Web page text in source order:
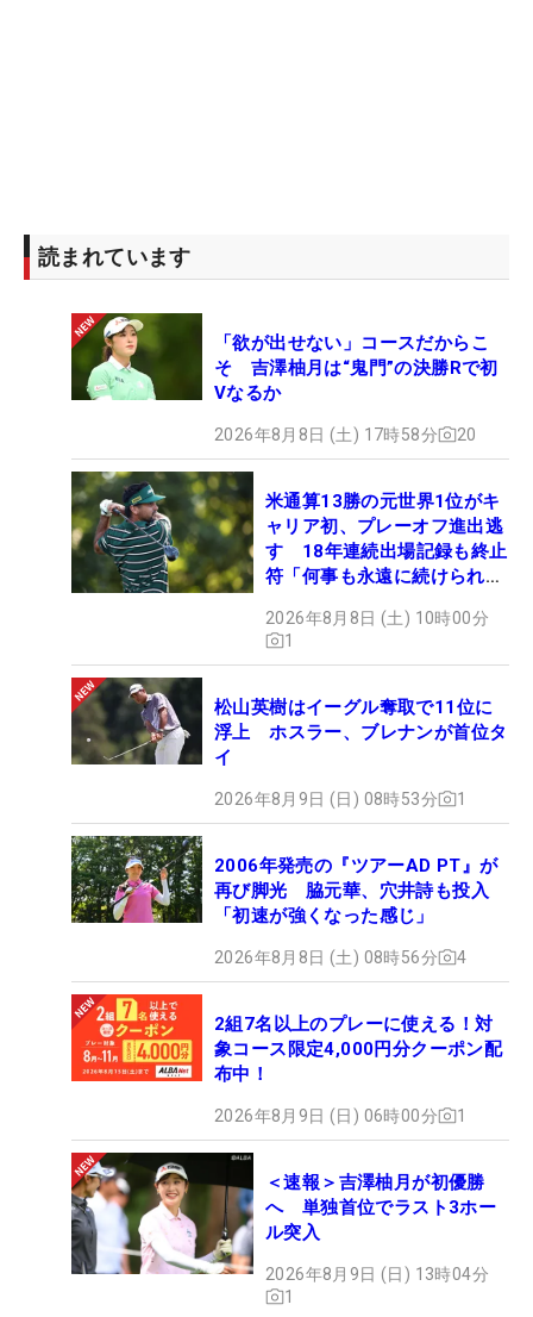
読まれています
「欲が出せない」コースだからこ
そ 吉澤柚月は“鬼門”の決勝Rで初
Vなるか
2026年8月8日 (土) 17時58分 20
米通算13勝の元世界1位がキ
ャリア初、プレーオフ進出逃
す 18年連続出場記録も終止
符「何事も永遠に続けられな
2026年8月8日 (土) 10時00分
1
松山英樹はイーグル奪取で11位に
浮上 ホスラー、ブレナンが首位タ
イ
2026年8月9日 (日) 08時53分 1
2006年発売の『ツアーAD PT』が
再び脚光 脇元華、穴井詩も投入
「初速が強くなった感じ」
2026年8月8日 (土) 08時56分 4
2組7名以上のプレーに使える！対
象コース限定4,000円分クーポン配
布中！
2026年8月9日 (日) 06時00分 1
＜速報＞吉澤柚月が初優勝
へ 単独首位でラスト3ホー
ル突入
2026年8月9日 (日) 13時04分
1